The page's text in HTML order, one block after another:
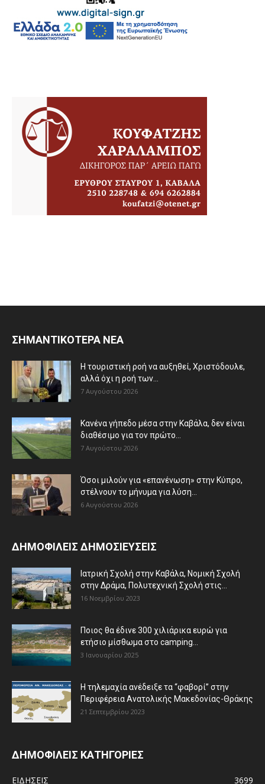
ΣΗΜΑΝΤΙΚΟΤΕΡΑ ΝΕΑ
Η τουριστική ροή να αυξηθεί, Χριστόδουλε,
αλλά όχι η ροή των...
7 Αυγούστου 2026
Κανένα γήπεδο μέσα στην Καβάλα, δεν είναι
διαθέσιμο για τον πρώτο...
7 Αυγούστου 2026
Όσοι μιλούν για «επανένωση» στην Κύπρο,
στέλνουν το μήνυμα για λύση...
6 Αυγούστου 2026
ΔΗΜΟΦΙΛΕΙΣ ΔΗΜΟΣΙΕΥΣΕΙΣ
Ιατρική Σχολή στην Καβάλα, Νομική Σχολή
στην Δράμα, Πολυτεχνική Σχολή στις...
16 Νοεμβρίου 2023
Ποιος θα έδινε 300 χιλιάρικα ευρώ για
ετήσιο μίσθωμα στο camping...
3 Ιανουαρίου 2025
Η τηλεμαχία ανέδειξε τα “φαβορί” στην
Περιφέρεια Ανατολικής Μακεδονίας-Θράκης
21 Σεπτεμβρίου 2023
ΔΗΜΟΦΙΛΕΙΣ ΚΑΤΗΓΟΡΙΕΣ
ΕΙΔΗΣΕΙΣ
3699